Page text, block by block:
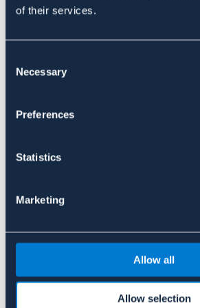
of their services.
Selection
Necessary
Preferences
Statistics
Marketing
Allow all
Allow selection
Recensioner
Relaterade produkter